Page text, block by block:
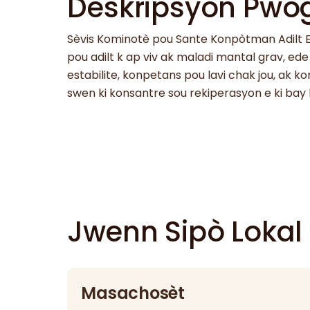
Sèvis Kominotè pou Sante Konpòtman
pou adilt k ap viv ak maladi mantal grav,
estabilite, konpetans pou lavi chak jou, ak
swen ki konsantre sou rekiperasyon e ki
Jwenn Sipò Lokal
Masachosèt